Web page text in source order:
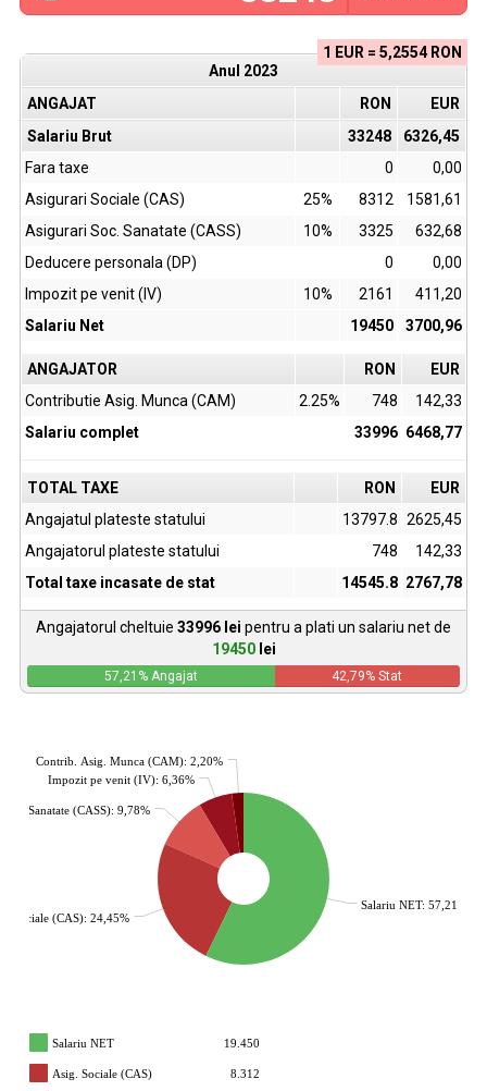
1 EUR = 5,2554 RON
Anul 2023
ANGAJAT
RON
EUR
Salariu Brut
33248
6326,45
Fara taxe
0
0,00
Asigurari Sociale (CAS)
25% 8312
1581,61
Asigurari Soc. Sanatate (CASS)
10% 3325
632,68
Deducere personala (DP)
0
0,00
Impozit pe venit (IV)
10% 2161
411,20
Salariu Net
19450 3700,96
ANGAJATOR RON
EUR
Contributie Asig. Munca (CAM)
2.25% 748
142,33
Salariu complet
33996 6468,77
TOTAL TAXE RON
EUR
Angajatul plateste statului
13797.8 2625,45
Angajatorul plateste statului
748
142,33
Total taxe incasate de stat
14545.8 2767,78
Angajatorul cheltuie 33996 lei pentru a plati un salariu net de
19450 lei
57,21 % Angajat 42,79% Stat
Salariu NET: 57,21%
Sociale (CAS): 24,45%
Sanatate (CASS): 9,78%
Impozit pe venit (IV): 6,36%
Contrib. Asig. Munca (CAM): 2,20%
Salariu NET 19.450
Asig. Sociale (CAS) 8.312